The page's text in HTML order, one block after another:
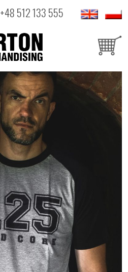
+48 512 133 555